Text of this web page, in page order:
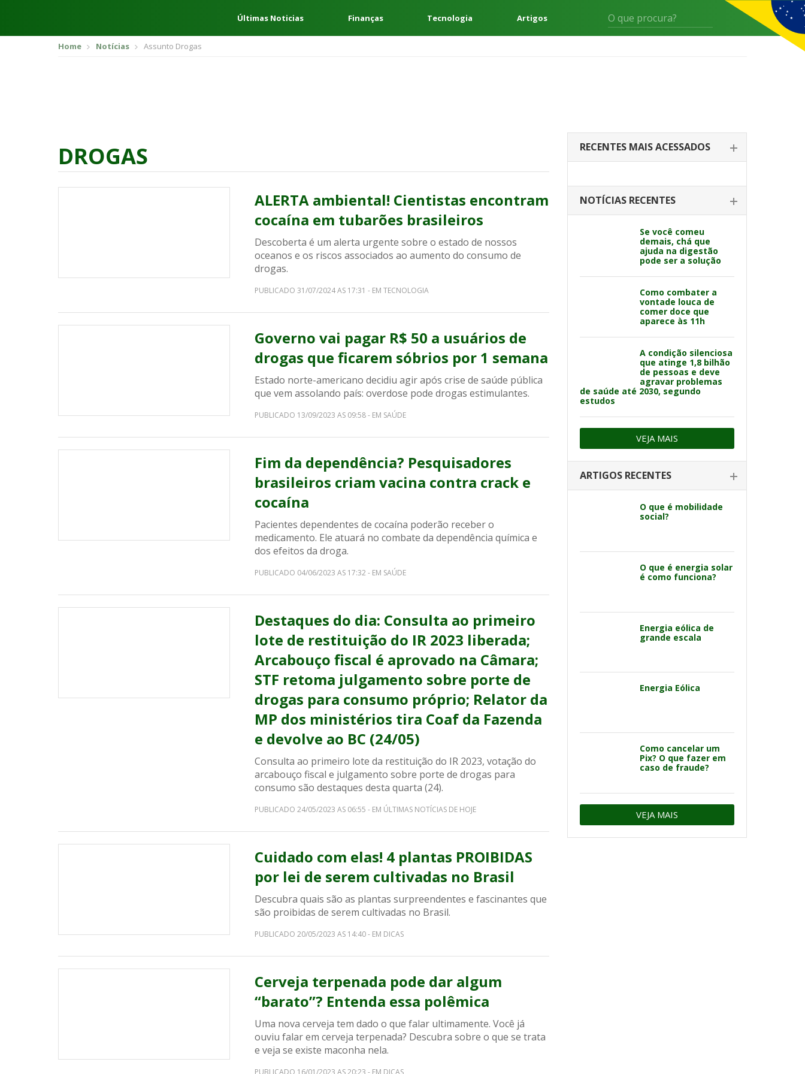
Últimas Noticias Finanças Tecnologia Artigos
Home Notícias Assunto Drogas
DROGAS
ALERTA ambiental! Cientistas encontram
cocaína em tubarões brasileiros
Descoberta é um alerta urgente sobre o estado de nossos
oceanos e os riscos associados ao aumento do consumo de
drogas.
PUBLICADO 31/07/2024 AS 17:31 - EM TECNOLOGIA
Governo vai pagar R$ 50 a usuários de
drogas que ficarem sóbrios por 1 semana
Estado norte-americano decidiu agir após crise de saúde pública
que vem assolando país: overdose pode drogas estimulantes.
PUBLICADO 13/09/2023 AS 09:58 - EM SAÚDE
Fim da dependência? Pesquisadores
brasileiros criam vacina contra crack e
cocaína
Pacientes dependentes de cocaína poderão receber o
medicamento. Ele atuará no combate da dependência química e
dos efeitos da droga.
PUBLICADO 04/06/2023 AS 17:32 - EM SAÚDE
Destaques do dia: Consulta ao primeiro
lote de restituição do IR 2023 liberada;
Arcabouço fiscal é aprovado na Câmara;
STF retoma julgamento sobre porte de
drogas para consumo próprio; Relator da
MP dos ministérios tira Coaf da Fazenda
e devolve ao BC (24/05)
Consulta ao primeiro lote da restituição do IR 2023, votação do
arcabouço fiscal e julgamento sobre porte de drogas para
consumo são destaques desta quarta (24).
PUBLICADO 24/05/2023 AS 06:55 - EM ÚLTIMAS NOTÍCIAS DE HOJE
Cuidado com elas! 4 plantas PROIBIDAS
por lei de serem cultivadas no Brasil
Descubra quais são as plantas surpreendentes e fascinantes que
são proibidas de serem cultivadas no Brasil.
PUBLICADO 20/05/2023 AS 14:40 - EM DICAS
Cerveja terpenada pode dar algum
“barato”? Entenda essa polêmica
Uma nova cerveja tem dado o que falar ultimamente. Você já
ouviu falar em cerveja terpenada? Descubra sobre o que se trata
e veja se existe maconha nela.
PUBLICADO 16/01/2023 AS 20:23 - EM DICAS
RECENTES MAIS ACESSADOS
NOTÍCIAS RECENTES
Se você comeu
demais, chá que
ajuda na digestão
pode ser a solução
Como combater a
vontade louca de
comer doce que
aparece às 11h
A condição silenciosa
que atinge 1,8 bilhão
de pessoas e deve
agravar problemas
de saúde até 2030, segundo
estudos
VEJA MAIS
ARTIGOS RECENTES
O que é mobilidade
social?
O que é energia solar
é como funciona?
Energia eólica de
grande escala
Energia Eólica
Como cancelar um
Pix? O que fazer em
caso de fraude?
VEJA MAIS